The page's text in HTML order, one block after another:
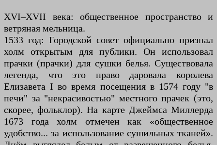
XVI–XVII века: общественное пространство и
ветряная мельница.
1533 год: Городской совет официально признал
холм открытым для публики. Он использовал
прачки (прачки) для сушки белья. Существовала
легенда, что это право даровала королева
Елизавета I во время посещения в 1574 году "в
печи" за "некрасивостью" местного прачек (это,
скорее, фольклор). На карте Джеймса Миллерда
1673 года холм отмечен как «общественное
удобство... за использование сушильных тканей».